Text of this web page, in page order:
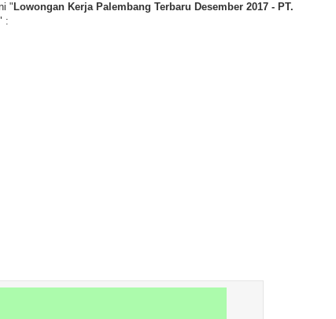
" Lowongan Kerja Palembang Terbaru Desember 2017 - PT.
: